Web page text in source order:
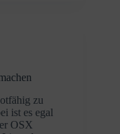
zu
ist es egal
OSX